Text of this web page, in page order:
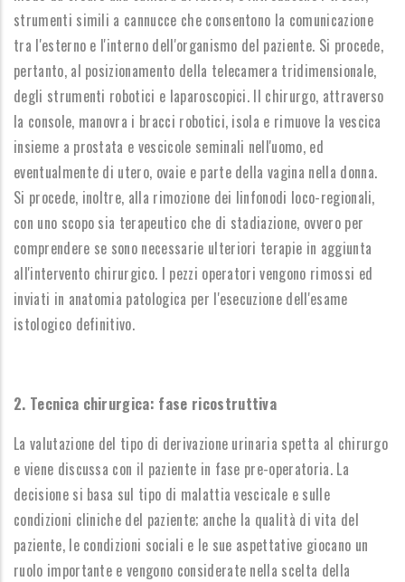
strumenti simili a cannucce che consentono la comunicazione
tra l'esterno e l'interno dell'organismo del paziente. Si procede,
pertanto, al posizionamento della telecamera tridimensionale,
degli strumenti robotici e laparoscopici. Il chirurgo, attraverso
la console, manovra i bracci robotici, isola e rimuove la vescica
insieme a prostata e vescicole seminali nell'uomo, ed
eventualmente di utero, ovaie e parte della vagina nella donna.
Si procede, inoltre, alla rimozione dei linfonodi loco-regionali,
con uno scopo sia terapeutico che di stadiazione, ovvero per
comprendere se sono necessarie ulteriori terapie in aggiunta
all'intervento chirurgico. I pezzi operatori vengono rimossi ed
inviati in anatomia patologica per l'esecuzione dell'esame
istologico definitivo.
2. Tecnica chirurgica: fase ricostruttiva
La valutazione del tipo di derivazione urinaria spetta al chirurgo
e viene discussa con il paziente in fase pre-operatoria. La
decisione si basa sul tipo di malattia vescicale e sulle
condizioni cliniche del paziente; anche la qualità di vita del
paziente, le condizioni sociali e le sue aspettative giocano un
ruolo importante e vengono considerate nella scelta della